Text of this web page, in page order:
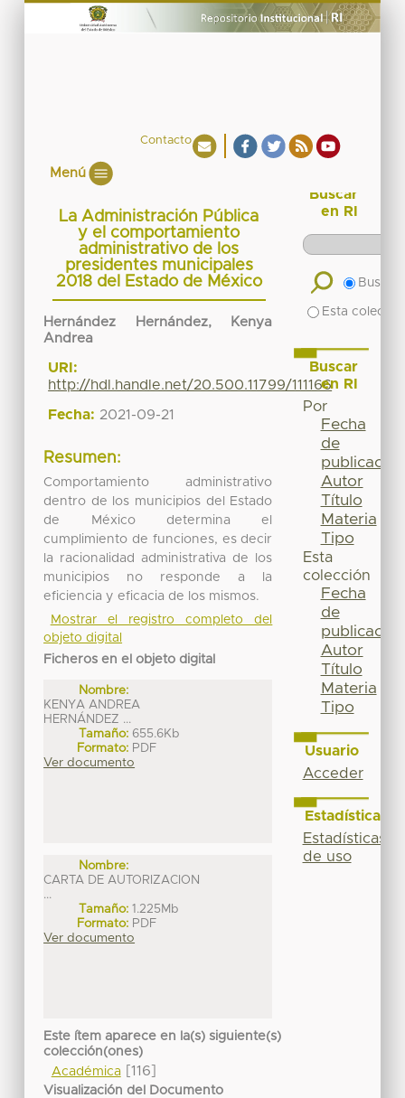
Contacto
Menú
La Administración Pública
y el comportamiento
administrativo de los
presidentes municipales
2018 del Estado de México
Hernández Hernández, Kenya
Andrea
URI:
http://hdl.handle.net/20.500.11799/111166
Fecha: 2021-09-21
Resumen:
Comportamiento administrativo
dentro de los municipios del Estado
de México determina el
cumplimiento de funciones, es decir
la racionalidad administrativa de los
municipios no responde a la
eficiencia y eficacia de los mismos.
Mostrar el registro completo del
objeto digital
Ficheros en el objeto digital
Nombre:
KENYA ANDREA
HERNÁNDEZ ...
Tamaño: 655.6Kb
Formato: PDF
Ver documento
Nombre:
CARTA DE AUTORIZACION
...
Tamaño: 1.225Mb
Formato: PDF
Ver documento
Este ítem aparece en la(s) siguiente(s)
colección(ones)
Académica[116]
Visualización del Documento
Buscar
en RI
Buscar
Esta
Buscar
en RI
Por
Fecha
de
publicación
Autor
Título
Materia
Tipo
Esta
colección
Fecha
de
publicación
Autor
Título
Materia
Tipo
Usuario
Acceder
Estadísticas
Estadísticas
de uso